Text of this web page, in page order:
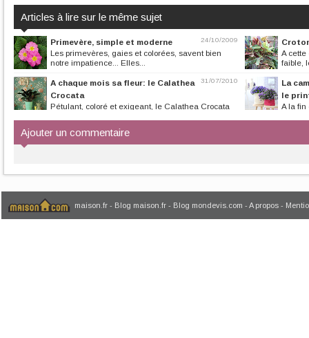
Articles à lire sur le même sujet
24/10/2009
Primevère, simple et moderne
Les primevères, gaies et colorées, savent bien
notre impatience... Elles...
A
faible,
31/07/2010
A chaque mois sa fleur: le Calathea
Crocata
Pétulant, coloré et exigeant, le Calathea Crocata
La
le
A la fin
Ajouter un commentaire
maison.fr - Blog maison.fr - Blog mondevis.com - A propos -